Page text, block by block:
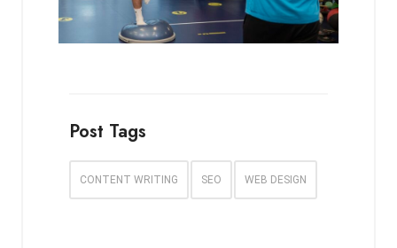
Post Tags
CONTENT WRITING SEO WEB DESIGN